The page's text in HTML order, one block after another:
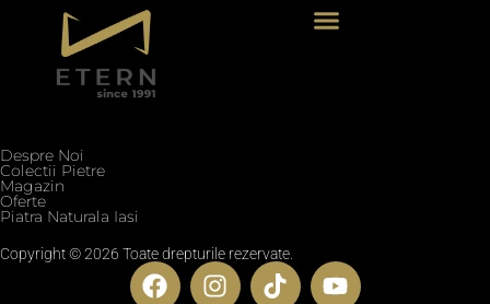
Termeni si conditii
Politica de confidentialitate
Despre Noi
Colectii Pietre
Magazin
Oferte
Piatra Naturala Iasi
Copyright © 2026 Toate drepturile rezervate.